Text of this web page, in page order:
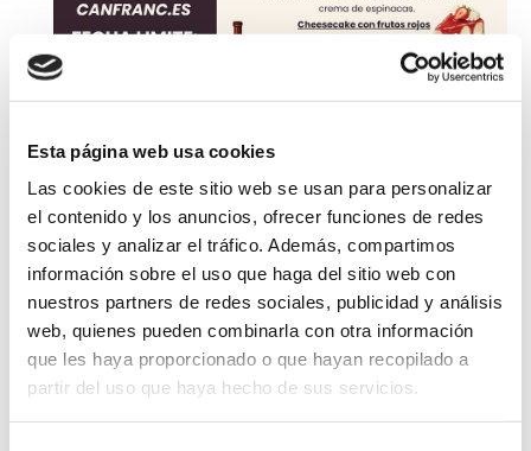
Esta página web usa cookies
Las cookies de este sitio web se usan para personalizar
el contenido y los anuncios, ofrecer funciones de redes
sociales y analizar el tráfico. Además, compartimos
información sobre el uso que haga del sitio web con
nuestros partners de redes sociales, publicidad y análisis
web, quienes pueden combinarla con otra información
que les haya proporcionado o que hayan recopilado a
partir del uso que haya hecho de sus servicios.
Julio 2026
Otras actividades:
Festival Internacional de Música Pirineos Classic 2026